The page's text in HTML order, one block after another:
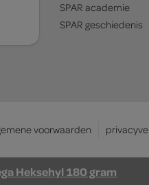
SPAR academie
SPAR geschiedenis
voorwaarden
Heksehyl 180 gram